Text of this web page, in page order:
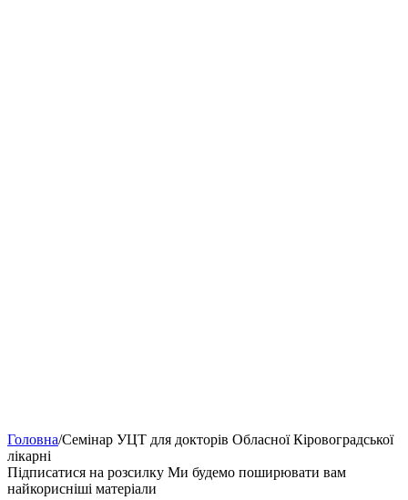
Головна/Семінар УЦТ для докторів Обласної Кіровоградської
лікарні
Підписатися на розсилку Ми будемо поширювати вам
найкорисніші матеріали